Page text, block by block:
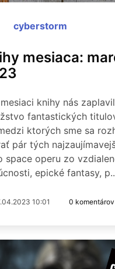
cyberstorm
mesiaca:
knihy nás
fantastických
ktorých sme sa
pár tých
space operu zo
epické fantasy,
10:01 0 komentárov